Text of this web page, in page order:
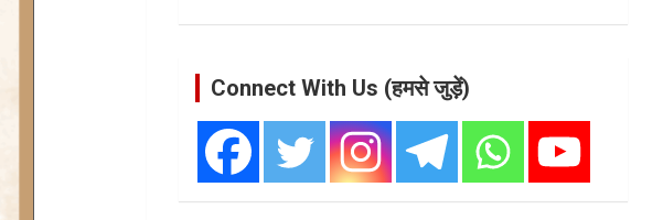
Connect With Us (हमसे जुड़ें)